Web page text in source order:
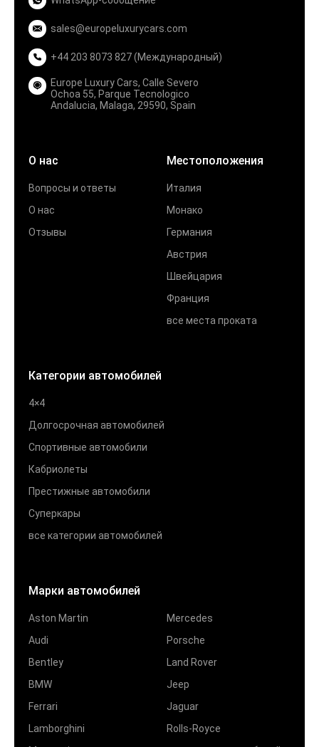
sales@europeluxurycars.com
+44 203 8073 827 (Международный)
Europe Luxury Cars, Calle Severo
Ochoa 55, Parque Tecnologico
Andalucia, Malaga, 29590, Spain
О нас
Вопросы и ответы
О нас
Отзывы
Местоположения
Италия
Монако
Германия
Австрия
Швейцария
Франция
все места проката
Категории автомобилей
4×4
Долгосрочная автомобилей
Спортивные автомобили
Кабриолеты
Престижные автомобили
Суперкары
все категории автомобилей
Марки автомобилей
Aston Martin
Audi
Bentley
BMW
Ferrari
Lamborghini
Mercedes
Porsche
Land Rover
Jeep
Jaguar
Rolls-Royce